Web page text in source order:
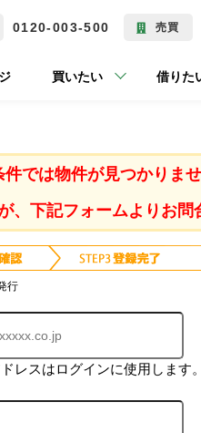
0120-003-500 売買
買いたい 借りた
では物件が見つかりませ
、下記フォームよりお問
行
レスはログインに使用します。